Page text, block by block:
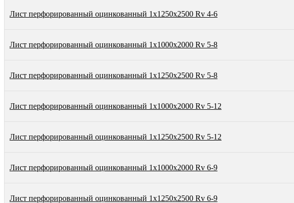
Лист перфорированный оцинкованный 1х1250х2500 Rv 4-6
Лист перфорированный оцинкованный 1х1000х2000 Rv 5-8
Лист перфорированный оцинкованный 1х1250х2500 Rv 5-8
Лист перфорированный оцинкованный 1х1000х2000 Rv 5-12
Лист перфорированный оцинкованный 1х1250х2500 Rv 5-12
Лист перфорированный оцинкованный 1х1000х2000 Rv 6-9
Лист перфорированный оцинкованный 1х1250х2500 Rv 6-9